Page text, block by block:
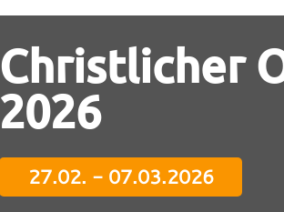
Christlicher
2026
27.02. - 07.03.2026